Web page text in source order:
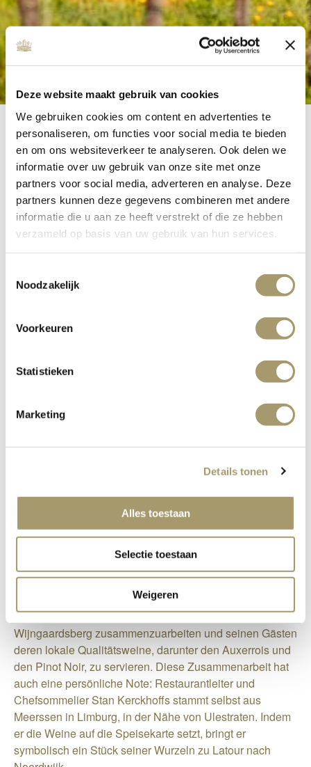
Deze website maakt gebruik van cookies
We gebruiken cookies om content en advertenties te
personaliseren, om functies voor social media te bieden
en om ons websiteverkeer te analyseren. Ook delen we
informatie over uw gebruik van onze site met onze
partners voor social media, adverteren en analyse. Deze
partners kunnen deze gegevens combineren met andere
informatie die u aan ze heeft verstrekt of die ze hebben
verzameld op basis van uw gebruik van hun services.
Noodzakelijk
Voorkeuren
Statistieken
Marketing
Details tonen
Alles toestaan
Selectie toestaan
Weigeren
Domein de
Wijngaardsberg
Der Weinbau in Limburg hat eine reiche und
den Hängen des Wijngaardsbergs, befinden sich die
ältesten Weinberge der Niederlande. Diese Ländereien
gehen auf das Jahr 968 zurück, als ein fränkischer König
das Gebiet der Abtei von Reims schenkte. Jahrhunderte
Jahr 1800 vor den französischen Besatzern flüchten
mussten. Danach lag das Gebiet lange Zeit
Im Jahr 2002 wurde die Weintradition mit der Gründung
derDomein de Wijngaardsbergdurch den Winzer und
Eigentümer Jules Nijst wiederbelebt. Der Neubeginn
begann mit einem halben Hektar, der mit Grauburgunder
Domäne drei Hektar und produziert fünf verschiedene
Weine, wobei die Nachfrage stetig steigt.
Das Restaurant Latour ist stolz darauf, mit der Domein de
Wijngaardsberg zusammenzuarbeiten und seinen Gästen
deren lokale Qualitätsweine, darunter den Auxerrois und
den Pinot Noir, zu servieren. Diese Zusammenarbeit hat
auch eine persönliche Note: Restaurantleiter und
Chefsommelier Stan Kerckhoffs stammt selbst aus
Meerssen in Limburg, in der Nähe von Ulestraten. Indem
er die Weine auf die Speisekarte setzt, bringt er
symbolisch ein Stück seiner Wurzeln zu Latour nach